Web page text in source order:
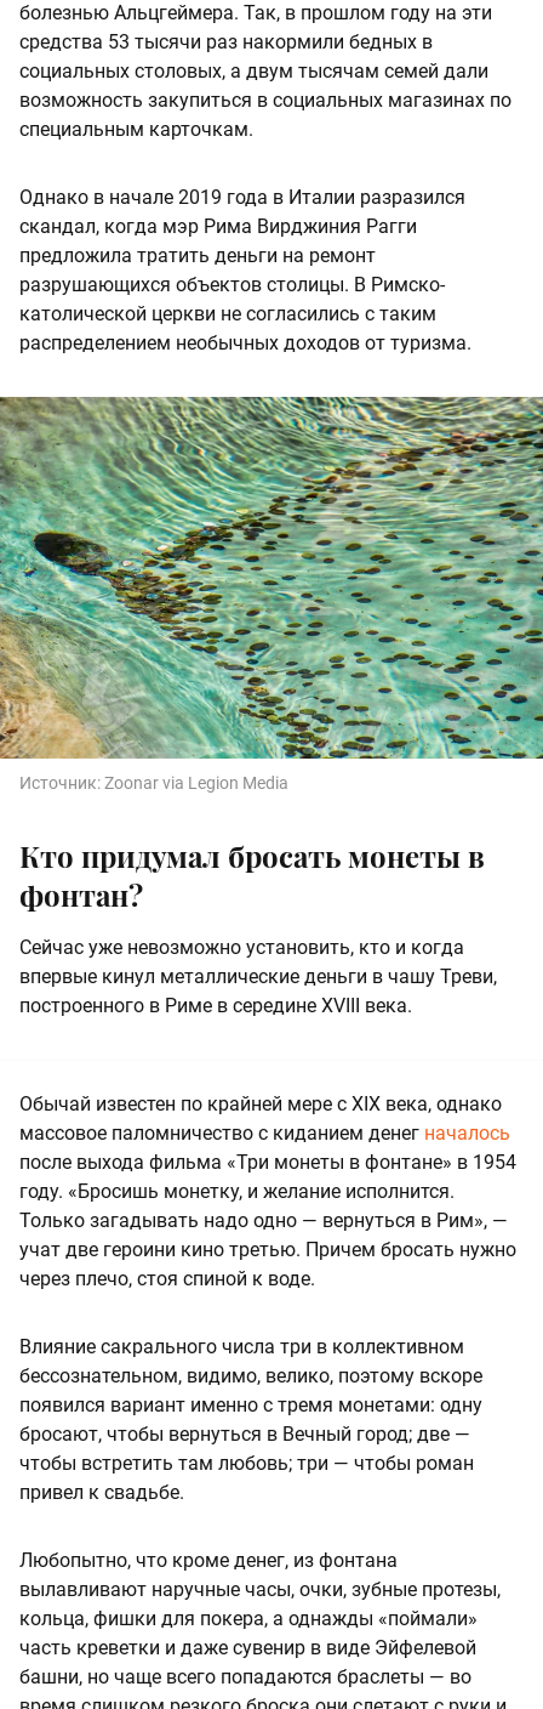
болезнью Альцгеймера. Так, в прошлом году на эти
средства 53 тысячи раз накормили бедных в
социальных столовых, а двум тысячам семей дали
возможность закупиться в социальных магазинах по
специальным карточкам.
Однако в начале 2019 года в Италии разразился
скандал, когда мэр Рима Вирджиния Рагги
предложила тратить деньги на ремонт
разрушающихся объектов столицы. В Римско-
католической церкви не согласились с таким
распределением необычных доходов от туризма.
Источник:Zoonar via Legion Media
Кто придумал бросать монеты в
фонтан?
Сейчас уже невозможно установить, кто и когда
впервые кинул металлические деньги в чашу Треви,
построенного в Риме в середине XVIII века.
Обычай известен по крайней мере с XIX века, однако
массовое паломничество с киданием денег началось
после выхода фильма «Три монеты в фонтане» в 1954
году. «Бросишь монетку, и желание исполнится.
Только загадывать надо одно — вернуться в Рим», —
учат две героини кино третью. Причем бросать нужно
через плечо, стоя спиной к воде.
Влияние сакрального числа три в коллективном
бессознательном, видимо, велико, поэтому вскоре
появился вариант именно с тремя монетами: одну
бросают, чтобы вернуться в Вечный город; две —
чтобы встретить там любовь; три — чтобы роман
привел к свадьбе.
Любопытно, что кроме денег, из фонтана
вылавливают наручные часы, очки, зубные протезы,
кольца, фишки для покера, а однажды «поймали»
часть креветки и даже сувенир в виде Эйфелевой
башни, но чаще всего попадаются браслеты — во